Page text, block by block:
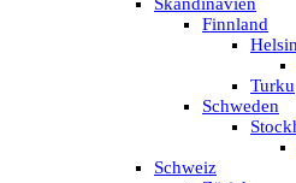
Finnland
Turku
Schweden
Schweiz